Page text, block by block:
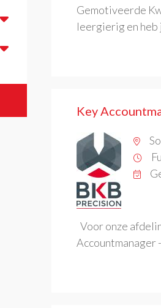
Gemotiveerde
leergierig en heb
Key
Voor onze
Accountmanager